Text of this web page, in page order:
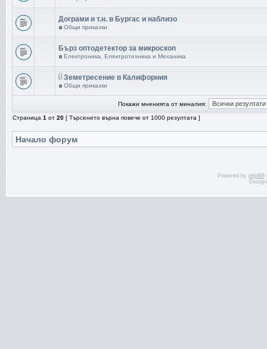
Дограми и т.н. в Бургас и наблизо
в Общи приказки
Бърз оптодетектор за микроскоп
в Електроника, Електротехника и Механика
Земетресение в Калифорния
в Общи приказки
Покажи мненията от миналия:
Страница 1 от 20 [ Търсенето върна повече от 1000 резултата ]
Начало форум
Powered by phpBB